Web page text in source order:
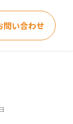
問い合わせ